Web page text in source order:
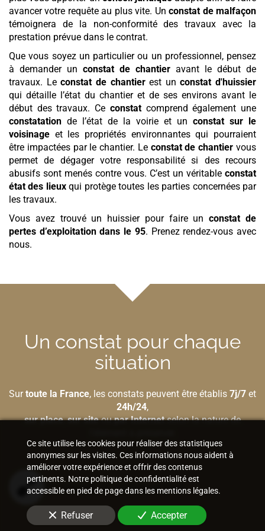
avancer votre requête au plus vite. Unconstat de malfaçon
témoignera de la non-conformité des travaux avec la
prestation prévue dans le contrat.
Que vous soyez un particulier ou un professionnel, pensez
à demander un constat de chantier avant le début de
travaux. Leconstat de chantierest unconstat d'huissier
qui détaille l’état du chantier et de ses environs avant le
début des travaux. Ce constatcomprend également une
constatation de l’état de la voirie et un constat sur le
voisinage et les propriétés environnantes qui pourraient
être impactées par le chantier. Le constat de chantier vous
permet de dégager votre responsabilité si des recours
abusifs sont menés contre vous. C’est un véritable constat
état des lieuxqui protège toutes les parties concernées par
les travaux.
Vous avez trouvé un huissier pour faire unconstat de
pertes d’exploitation dans le 95. Prenez rendez-vous avec
nous.
Un constat pour chaque
situation
Surtoute la France, les constats peuvent être établis 7j/7 et
24h/24,
sur place,sur siteoupar Internetselon la nature de
Bâtiment et construction
Ce site utilise les cookies pour réaliser des statistiques
anonymes sur les visites. Ces informations nous aident à
améliorer votre expérience et offrir des contenus
pertinents. Notre politique de confidentialité est
accessible en pied de page dans les mentions légales.
Refuser Accepter